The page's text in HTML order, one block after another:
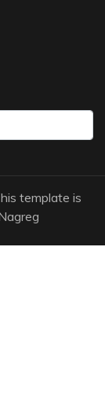
template is